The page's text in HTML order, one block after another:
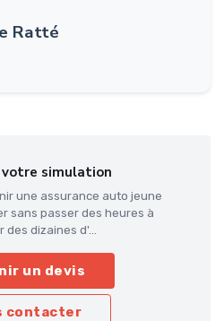
Ratté
simulation
une assurance auto jeune
sans passer des heures à
des dizaines d'...
un devis
contacter